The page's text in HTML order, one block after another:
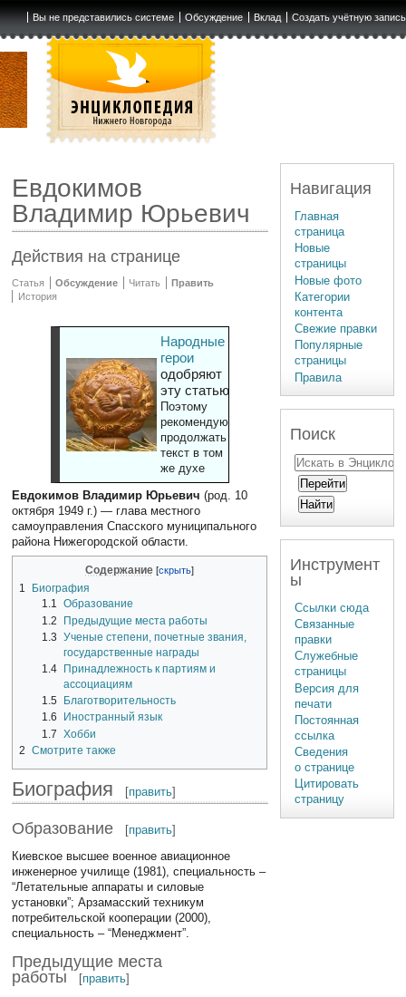
Вы не представились системе Обсуждение Вклад Создать учётную запись
Евдокимов
Владимир Юрьевич
Действия на странице
Статья Обсуждение Читать
Править
История
Народные
герои
одобряют
эту статью
Поэтому
рекомендуют
продолжать
текст в том
же духе
Евдокимов Владимир Юрьевич (род. 10
октября 1949 г.) — глава местного
самоуправления Спасского муниципального
района Нижегородской области.
Содержание
1
Биография
1.1 Образование
1.2
Предыдущие места работы
1.3 Ученые степени, почетные звания,
государственные награды
1.4
Принадлежность к партиям и
ассоциациям
1.5
Благотворительность
1.6
Иностранный язык
1.7 Хобби
2
Смотрите также
Биография [править]
Образование [править]
Киевское высшее военное авиационное
инженерное училище (1981), специальность –
“Летательные аппараты и силовые
установки”; Арзамасский техникум
потребительской кооперации (2000),
специальность – “Менеджмент”.
Предыдущие места
работы
[править]
Навигация
Главная
страница
Новые
страницы
Новые фото
Категории
контента
Свежие правки
Популярные
страницы
Правила
Поиск
Инструмент
ы
Ссылки сюда
Связанные
правки
Служебные
страницы
Версия для
печати
Постоянная
ссылка
Сведения
о странице
Цитировать
страницу